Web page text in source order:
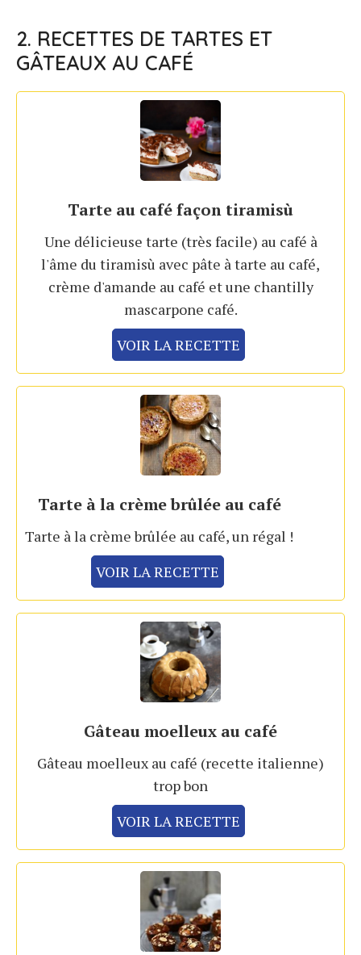
2. RECETTES DE TARTES ET
GÂTEAUX AU CAFÉ
Tarte au café façon tiramisù
Une délicieuse tarte (très facile) au café à
l'âme du tiramisù avec pâte à tarte au café,
crème d'amande au café et une chantilly
mascarpone café.
VOIR LA RECETTE
Tarte à la crème brûlée au café
Tarte à la crème brûlée au café, un régal !
VOIR LA RECETTE
Gâteau moelleux au café
Gâteau moelleux au café (recette italienne)
trop bon
VOIR LA RECETTE